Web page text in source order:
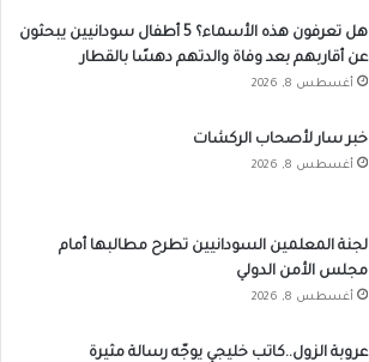
هل تعرفون هذه الأسماء؟ 5 أطفال سودانيين يبحثون
عن أقاربهم بعد وفاة والدتهم دهسًا بالقطار
أغسطس 8, 2026
خبر سار لأصحاب الركشات
أغسطس 8, 2026
لجنة المعلمين السودانيين تطرح مطالبها أمام
مجلس الأمن الدولي
أغسطس 8, 2026
عروبة الزول..كاتب خليجي يوجّه رسالة مثيرة